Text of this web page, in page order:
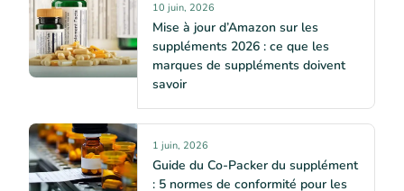
10 juin, 2026
Mise à jour d’Amazon sur les
suppléments 2026 : ce que les
marques de suppléments doivent
savoir
1 juin, 2026
Guide du Co-Packer du supplément
: 5 normes de conformité pour les